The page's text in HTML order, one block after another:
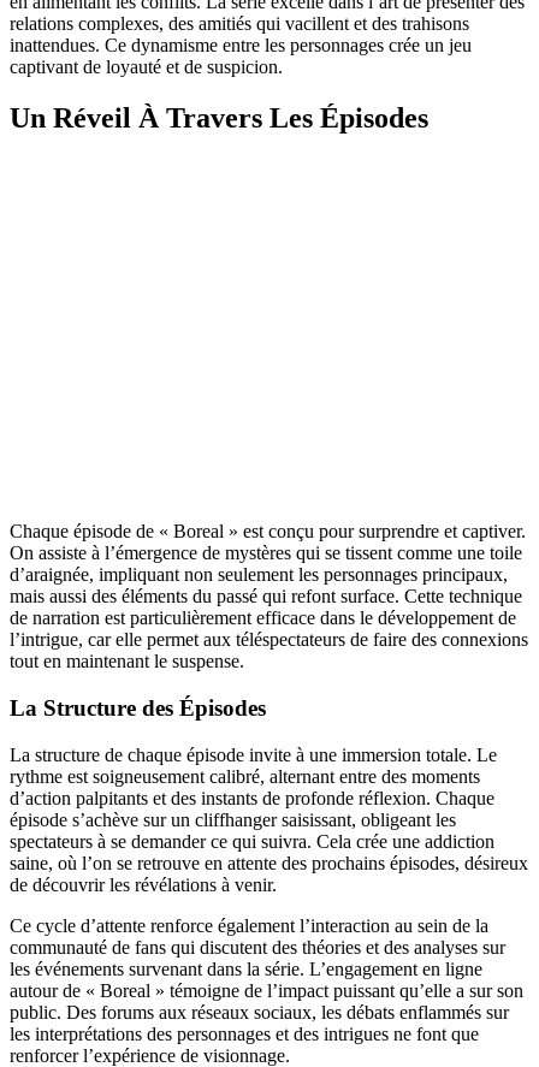
relations complexes, des amitiés qui vacillent et des trahisons
inattendues. Ce dynamisme entre les personnages crée un jeu
captivant de loyauté et de suspicion.
Un Réveil À Travers Les Épisodes
Chaque épisode de « Boreal » est conçu pour surprendre et captiver.
On assiste à l’émergence de mystères qui se tissent comme une toile
d’araignée, impliquant non seulement les personnages principaux,
mais aussi des éléments du passé qui refont surface. Cette technique
de narration est particulièrement efficace dans le développement de
l’intrigue, car elle permet aux téléspectateurs de faire des connexions
tout en maintenant le suspense.
La Structure des Épisodes
La structure de chaque épisode invite à une immersion totale. Le
rythme est soigneusement calibré, alternant entre des moments
d’action palpitants et des instants de profonde réflexion. Chaque
épisode s’achève sur un cliffhanger saisissant, obligeant les
spectateurs à se demander ce qui suivra. Cela crée une addiction
saine, où l’on se retrouve en attente des prochains épisodes, désireux
de découvrir les révélations à venir.
Ce cycle d’attente renforce également l’interaction au sein de la
communauté de fans qui discutent des théories et des analyses sur
les événements survenant dans la série. L’engagement en ligne
autour de « Boreal » témoigne de l’impact puissant qu’elle a sur son
public. Des forums aux réseaux sociaux, les débats enflammés sur
les interprétations des personnages et des intrigues ne font que
renforcer l’expérience de visionnage.